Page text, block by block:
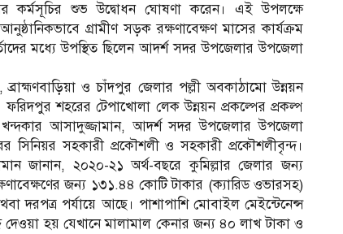
কর্মসূচির শুভ উদ্বোধন ঘোষণা করেন। এই উপলক্ষে
গ্রামীণ সড়ক রক্ষণাবেক্ষণ মাসের কার্যক্রম
মধ্যে উপস্থিত ছিলেন আদর্শ সদর উপজেলার উপজেলা
ও চাঁদপুর জেলার পল্লী অবকাঠামো উন্নয়ন
শহরের টেপাখোলা লেক উন্নয়ন প্রকল্পের প্রকল্প
খন্দকার আসাদুজ্জামান, আদর্শ সদর উপজেলার উপজেলা
সিনিয়র সহকারী প্রকৌশলী ও সহকারী প্রকৌশলীবৃন্দ।
জানান, ২০২০-২১ অর্থ-বছরে কুমিল্লার জেলার জন্য
জন্য ১৩১.৪৪ কোটি টাকার (ক্যারিড ওভারসহ)
পর্যায়ে আছে। পাশাপাশি মোবাইল মেইন্টেনেন্স
হয় যেখানে মালামাল কেনার জন্য ৪০ লাখ টাকা ও